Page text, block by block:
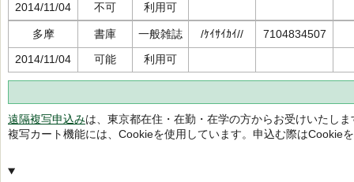
2014/11/04
不可 利用可
多摩 書庫 一般雑誌 /ｹｲｻｲｶｲ//
7104834507
2014/11/04
可能 利用可
遠隔複写申込みは、東京都在住・在勤・在学の方からお受けいたしま
複写カート機能には、Cookieを使用しています。申込む際はCookie